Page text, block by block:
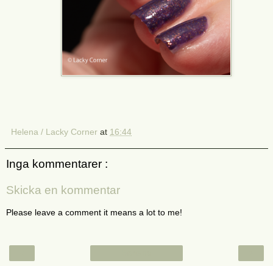
Helena / Lacky Corner at 16:44
Inga kommentarer :
Skicka en kommentar
Please leave a comment it means a lot to me!